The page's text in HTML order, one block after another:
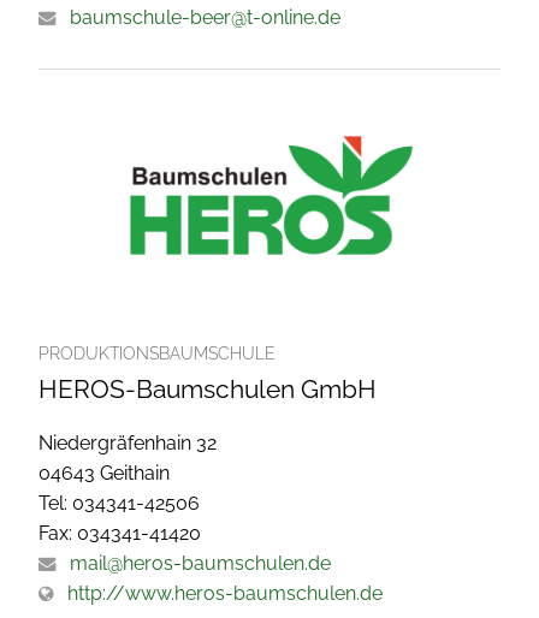
baumschule-beer@t-online.de
PRODUKTIONSBAUMSCHULE
HEROS-Baumschulen GmbH
Niedergräfenhain 32
04643 Geithain
Tel: 034341-42506
Fax: 034341-41420
mail@heros-baumschulen.de
http://www.heros-baumschulen.de